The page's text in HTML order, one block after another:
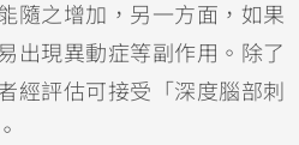
隨之增加，另一方面，如果
出現異動症等副作用。除了
經評估可接受「深度腦部刺